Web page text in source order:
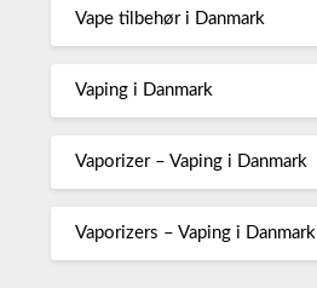
Vape tilbehør i Danmark
Vaping i Danmark
Vaporizer – Vaping i Danmark
Vaporizers – Vaping i Danmark